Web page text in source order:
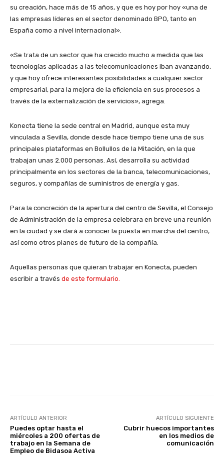
su creación, hace más de 15 años, y que es hoy por hoy «una de
las empresas líderes en el sector denominado BPO, tanto en
España como a nivel internacional».
«Se trata de un sector que ha crecido mucho a medida que las
tecnologías aplicadas a las telecomunicaciones iban avanzando,
y que hoy ofrece interesantes posibilidades a cualquier sector
empresarial, para la mejora de la eficiencia en sus procesos a
través de la externalización de servicios», agrega.
Konecta tiene la sede central en Madrid, aunque esta muy
vinculada a Sevilla, donde desde hace tiempo tiene una de sus
principales plataformas en Bollullos de la Mitación, en la que
trabajan unas 2.000 personas. Así, desarrolla su actividad
principalmente en los sectores de la banca, telecomunicaciones,
seguros, y compañías de suministros de energía y gas.
Para la concreción de la apertura del centro de Sevilla, el Consejo
de Administración de la empresa celebrara en breve una reunión
en la ciudad y se dará a conocer la puesta en marcha del centro,
así como otros planes de futuro de la compañía.
Aquellas personas que quieran trabajar en Konecta, pueden
escribir a través de este formulario.
ARTÍCULO ANTERIOR
Puedes optar hasta el
miércoles a 200 ofertas de
trabajo en la Semana de
Empleo de Bidasoa Activa
ARTÍCULO SIGUIENTE
Cubrir huecos importantes
en los medios de
comunicación